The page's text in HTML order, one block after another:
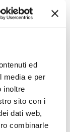
ed
media e per
inoltre
sito con i
dati web,
combinarle